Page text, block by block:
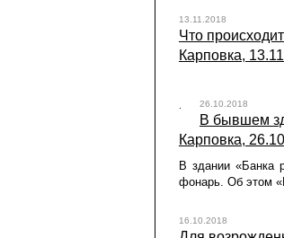
13.11.2018
Что
Карповка,
26.10.2018
В бывшем
Карповка,
В здании «Банка
фонарь. Об этом
16.10.2018